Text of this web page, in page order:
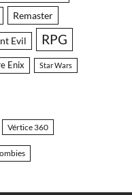
Remaster
Evil RPG
Enix Star Wars
Vértice 360